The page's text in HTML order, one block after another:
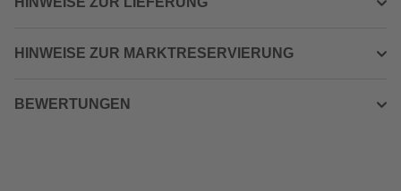
HINWEISE ZUR MARKTRESERVIERUNG
BEWERTUNGEN